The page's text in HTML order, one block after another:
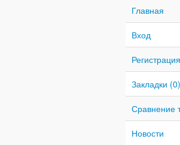
Главная
Вход
Регистрация
Закладки (0)
Сравнение
Новости